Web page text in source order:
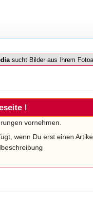
sucht Bilder aus Ihrem
!
vornehmen.
wenn Du erst einen